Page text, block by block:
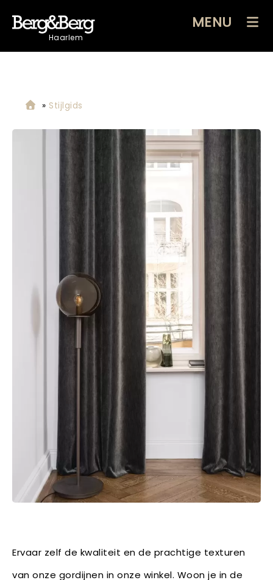
Haarlem
MENU
» Stijlgids
Ervaar zelf de kwaliteit en de prachtige texturen
van onze gordijnen in onze winkel. Woon je in de